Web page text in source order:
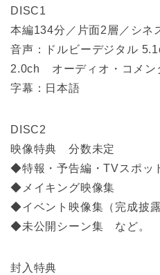
DISC1
本編134分／片面2層／シネ
音声：ドルビーデジタル
2.0ch オーディオ・コメン
字幕：日本語
DISC2
映像特典 分数未定
◆特報・予告編・TVスポッ
◆メイキング映像集
◆イベント映像集（完成披
◆未公開シーン集 など。
封入特典